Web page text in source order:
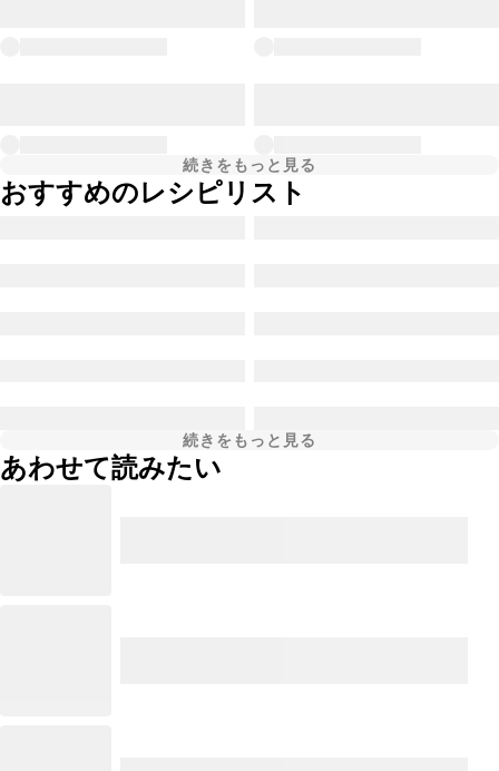
続きをもっと見る
おすすめのレシピリスト
続きをもっと見る
あわせて読みたい